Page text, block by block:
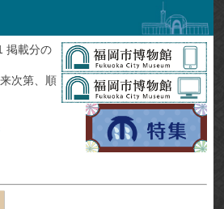
掲載分の
次第、順